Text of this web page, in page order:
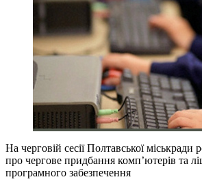
На черговій сесії Полтавської міськради
про чергове придбання комп’ютерів та
програмного забезпечення